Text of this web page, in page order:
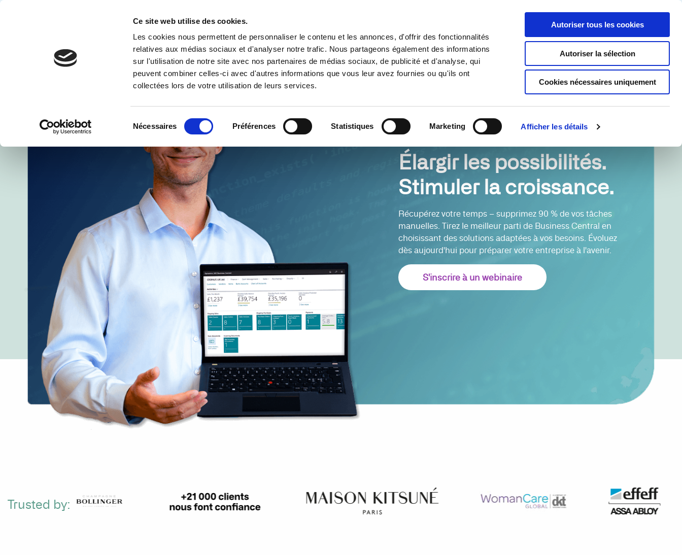
Ce site web utilise des cookies.
Les cookies nous permettent de personnaliser le contenu et les annonces, d'offrir des fonctionnalités
relatives aux médias sociaux et d'analyser notre trafic. Nous partageons également des informations
sur l'utilisation de notre site avec nos partenaires de médias sociaux, de publicité et d'analyse, qui
peuvent combiner celles-ci avec d'autres informations que vous leur avez fournies ou qu'ils ont
collectées lors de votre utilisation de leurs services.
du
Nécessaires Préférences Statistiques Marketing Afficher les détails
Autoriser tous les cookies
Autoriser la sélection
Cookies nécessaires uniquement
Solutions Cas d’usage Tarifs Pourquoi Continia ? Obtenez un essai gratuit
Élargir les possibilités.
Stimuler la croissance.
Récupérez votre temps – supprimez 90 % de vos tâches
manuelles. Tirez le meilleur parti de Business Central en
choisissant des solutions adaptées à vos besoins. Évoluez
dès aujourd'hui pour préparer votre entreprise à l'avenir.
S'inscrire à un webinaire
Trusted by: